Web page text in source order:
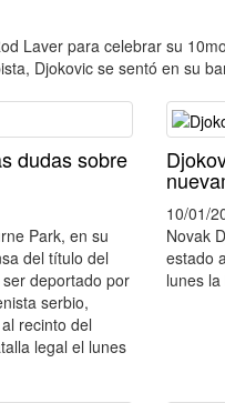
Laver para celebrar su
Djokovic se sentó en su
dudas sobre
Park, en su
del título del
deportado por
serbio,
recinto del
legal el lunes
10/01/
Novak
estado
lunes